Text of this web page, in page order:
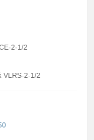
2-1/2
VLRS-2-1/2